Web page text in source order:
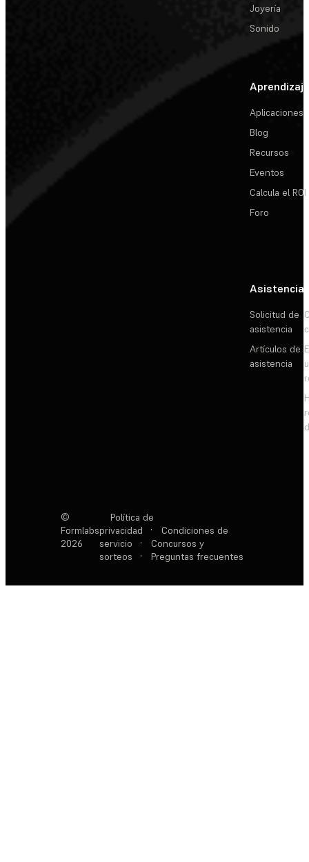
Joyería
Sonido
Aprendizaje
Aplicaciones
Blog
Recursos
Eventos
Calcula el ROI
Foro
Asistencia
Solicitud de
asistencia
Artículos de
asistencia
©
Formlabs
2026
Política de
privacidad
·
Condiciones de
servicio
·
Concursos y
sorteos
· Preguntas frecuentes